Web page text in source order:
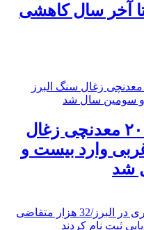
آخر سال کاهشی
کشته شدن ۲۰ معدنچی زغال
وارد بیست و
شد